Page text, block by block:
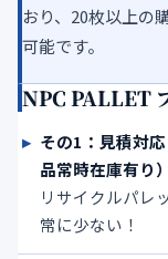
おり、20枚以上の
可能です。
NPC PALLET
その1：見積対
品常時在庫有り）
リサイクルパレ
常に少ない！